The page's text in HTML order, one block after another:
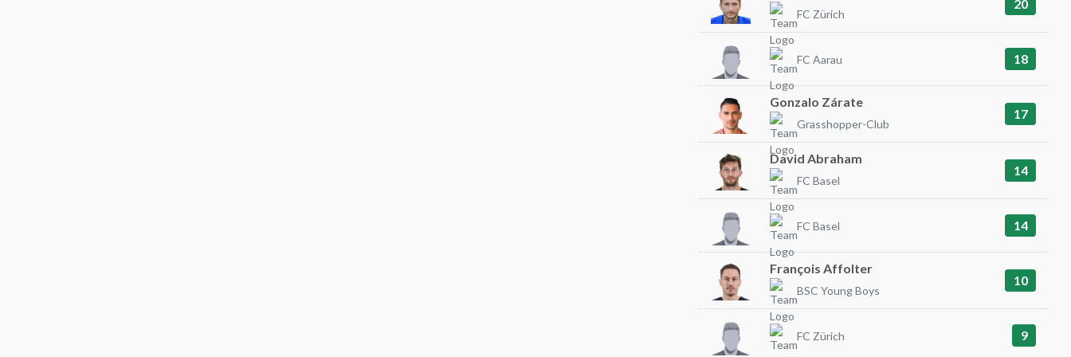
FC Zürich
20
FC Aarau 18
Gonzalo Zárate
Grasshopper-Club
17
David Abraham
FC Basel
14
FC Basel 14
François Affolter
BSC Young Boys
10
FC Zürich 9